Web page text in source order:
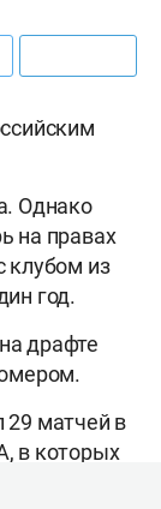
Однако
на правах
клубом из
год.
драфте
29 матчей в
в которых